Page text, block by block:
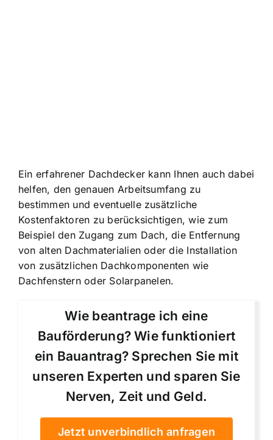
Ein erfahrener Dachdecker kann Ihnen auch dabei
helfen, den genauen Arbeitsumfang zu
bestimmen und eventuelle zusätzliche
Kostenfaktoren zu berücksichtigen, wie zum
Beispiel den Zugang zum Dach, die Entfernung
von alten Dachmaterialien oder die Installation
von zusätzlichen Dachkomponenten wie
Dachfenstern oder Solarpanelen.
Wie beantrage ich eine
Bauförderung? Wie funktioniert
ein Bauantrag? Sprechen Sie mit
unseren Experten und sparen Sie
Nerven, Zeit und Geld.
Jetzt unverbindlich anfragen